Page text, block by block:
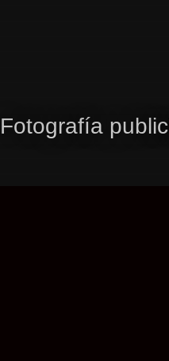
Fotografía